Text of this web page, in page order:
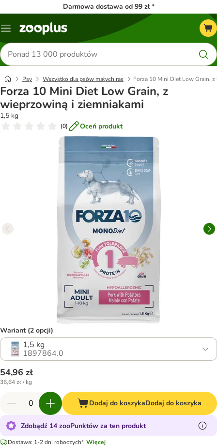
Darmowa dostawa od 99 zł *
Menu
Szukaj
produktów
Psy Wszystko dla psów małych ras Forza 10 Mini Diet Low Grain,
Forza 10 Mini Diet Low Grain, z
wieprzowiną i ziemniakami
1,5 kg
(0) Oceń produkt
Wariant (2 opcji)
1,5 kg
1897864.0
54,96 zł
36,64 zł / kg
Dodaj do koszykaDodaj do koszyka
Zdobądź 14 zooPunktów za ten produkt
Dostawa: 1-2 dni roboczych*. Więcej